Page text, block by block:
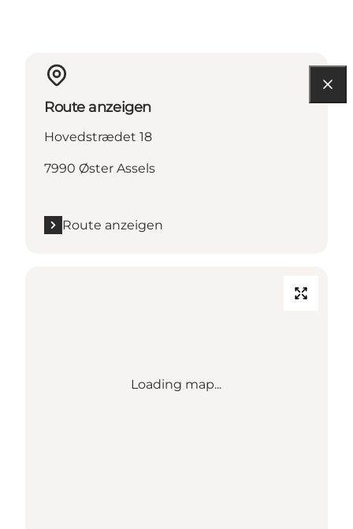
Route anzeigen
Hovedstrædet 18
7990 Øster Assels
Route anzeigen
Loading map...